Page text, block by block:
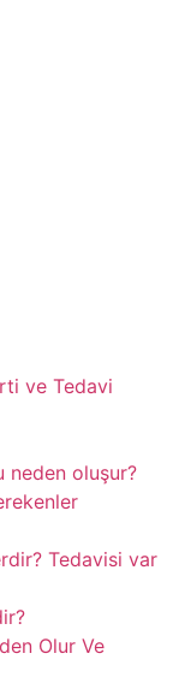
ve Tedavi
neden oluşur?
Tedavisi var
Olur Ve